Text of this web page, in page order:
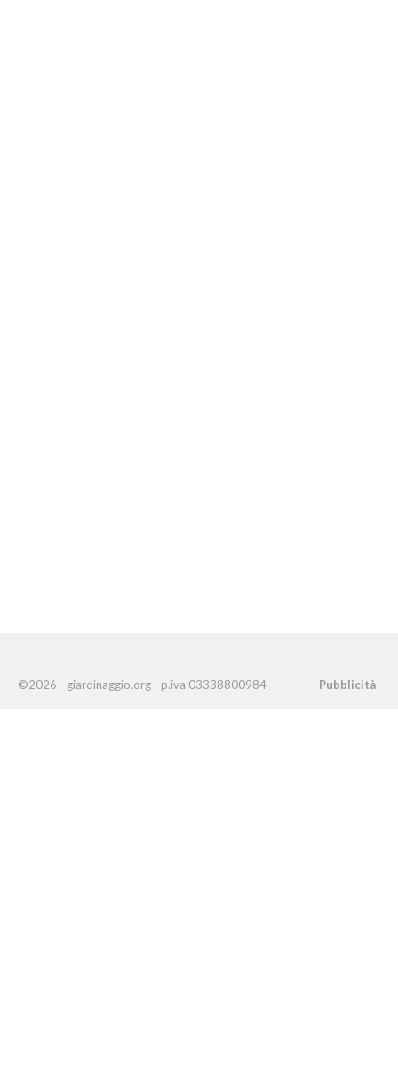
©2026 - giardinaggio.org - p.iva 03338800984 Pubblicità